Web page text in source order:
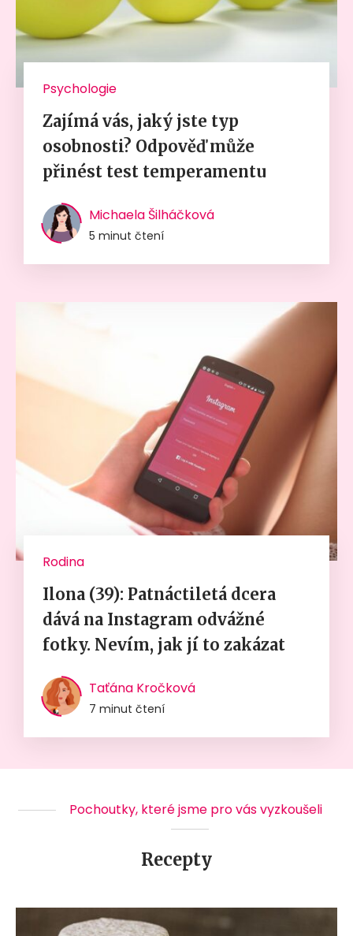
Psychologie
Zajímá vás, jaký jste typ
osobnosti? Odpověď může
přinést test temperamentu
Michaela Šilháčková
5 minut čtení
Rodina
Ilona (39): Patnáctiletá dcera
dává na Instagram odvážné
fotky. Nevím, jak jí to zakázat
Taťána Kročková
7 minut čtení
Pochoutky, které jsme pro vás vyzkoušeli
Recepty